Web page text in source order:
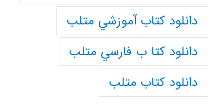
دانلود كتاب آموزشي متلب
دانلود كتا ب فارسي متلب
دانلود كتاب متلب